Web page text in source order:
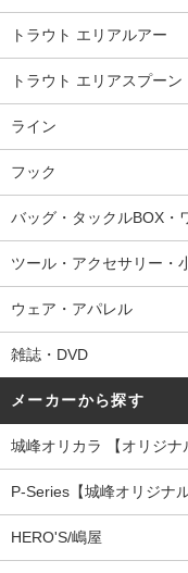
トラウト エリアルアー
トラウト エリアスプーン
ライン
フック
バッグ・タックルBOX・
ツール・アクセサリー・
ウェア・アパレル
雑誌・DVD
メーカーから探す
城峰オリカラ 【オリジナ
P-Series【城峰オリジナル
HERO'S/嶋屋